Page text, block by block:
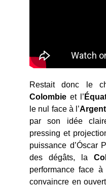
Restait donc le
Colombie et l’
le nul face à l’
par son idée
pressing et
puissance d’Óscar
des dégâts, la
performance face à
convaincre en